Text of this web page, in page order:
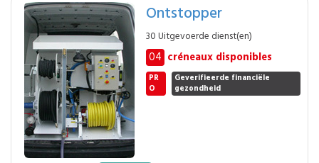
Ontstopper
30 Uitgevoerde dienst(en)
04 créneaux disponibles
PR
O
Geverifieerde financiële
gezondheid